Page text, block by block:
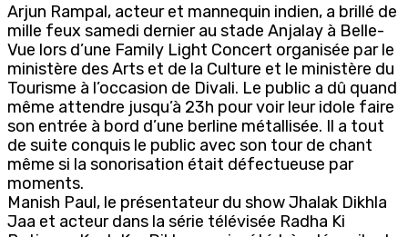
Arjun Rampal, acteur et mannequin indien, a brillé de
mille feux samedi dernier au stade Anjalay à Belle-
Vue lors d’une Family Light Concert organisée par le
ministère des Arts et de la Culture et le ministère du
Tourisme à l’occasion de Divali. Le public a dû quand
même attendre jusqu’à 23h pour voir leur idole faire
son entrée à bord d’une berline métallisée. Il a tout
de suite conquis le public avec son tour de chant
même si la sonorisation était défectueuse par
moments.
Manish Paul, le présentateur du show Jhalak Dikhla
Jaa et acteur dans la série télévisée Radha Ki